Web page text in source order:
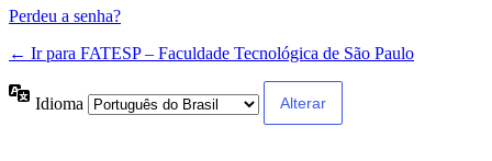
Perdeu a senha?
← Ir para FATESP – Faculdade Tecnológica de São Paulo
Idioma